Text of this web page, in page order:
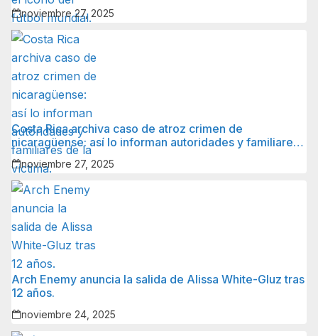
noviembre 27, 2025
Costa Rica archiva caso de atroz crimen de
nicaragüense: así lo informan autoridades y familiares
de la víctima.
noviembre 27, 2025
Arch Enemy anuncia la salida de Alissa White-Gluz tras
12 años.
noviembre 24, 2025